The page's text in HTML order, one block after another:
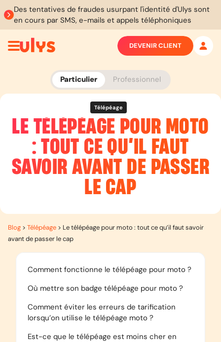
Des tentatives de fraudes usurpant l'identité d'Ulys sont
en cours par SMS, e-mails et appels téléphoniques
Particulier Professionnel
DEVENIR CLIENT
Télépéage
LE TÉLÉPÉAGE POUR MOTO
: TOUT CE QU’IL FAUT
SAVOIR AVANT DE PASSER
LE CAP
Blog > Télépéage > Le télépéage pour moto : tout ce qu’il faut savoir
avant de passer le cap
Comment fonctionne le télépéage pour moto ?
Où mettre son badge télépéage pour moto ?
Comment éviter les erreurs de tarification
lorsqu’on utilise le télépéage moto ?
Est-ce que le télépéage est moins cher en